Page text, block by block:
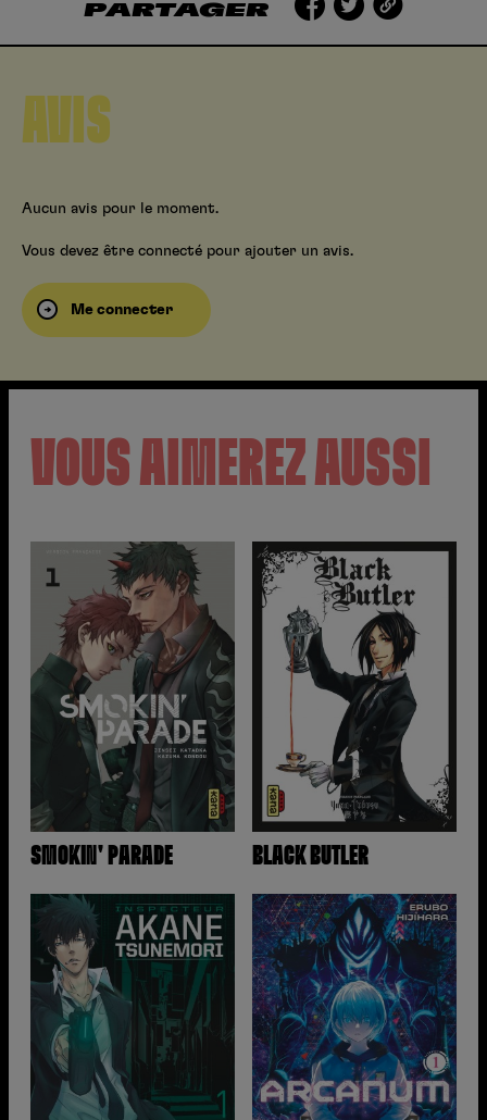
PARTAGER
AVIS
Aucun avis pour le moment.
Vous devez être connecté pour ajouter un avis.
Me connecter
VOUS AIMEREZ AUSSI
SMOKIN' PARADE BLACK BUTLER